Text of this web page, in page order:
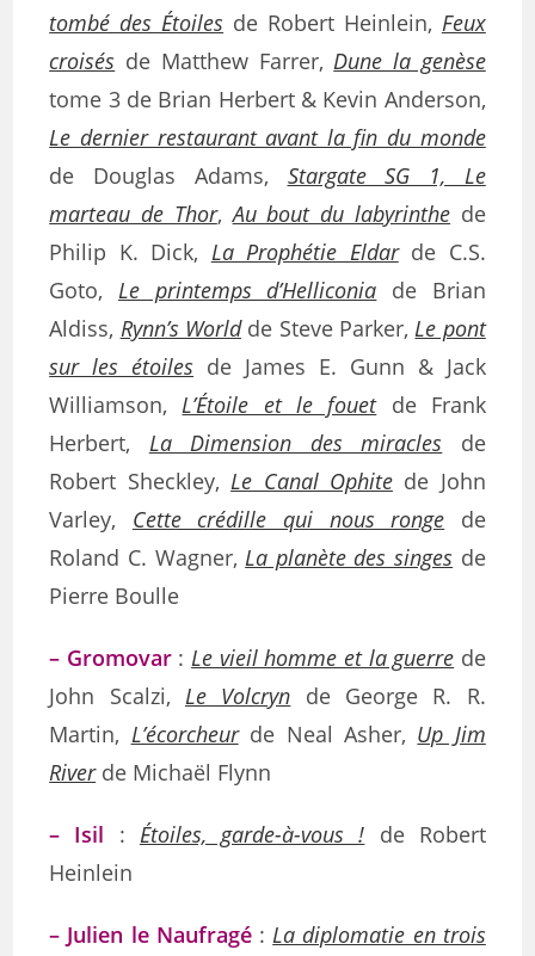
tombé des Étoiles de Robert Heinlein, Feux
croisés de Matthew Farrer,Dune la genèse
tome 3 de Brian Herbert & Kevin Anderson,
Le dernier restaurant avant la fin du monde
de Douglas Adams, Stargate SG 1, Le
marteau de Thor,Au bout du labyrinthe de
Philip K. Dick, La Prophétie Eldarde C.S.
Goto, Le printemps d’Helliconia de Brian
Aldiss, Rynn’s Worldde Steve Parker,Le pont
sur les étoiles de James E. Gunn & Jack
Williamson,L’Étoile et le fouetde Frank
Herbert, La Dimension des miracles de
Robert Sheckley,Le Canal Ophitede John
Varley, Cette crédille qui nous ronge de
Roland C. Wagner,La planète des singes de
Pierre Boulle
– Gromovar :Le vieil homme et la guerre de
John Scalzi, Le Volcryn de George R. R.
Martin, L’écorcheurde Neal Asher, Up Jim
Riverde Michaël Flynn
– Isil : Étoiles, garde-à-vous ! de Robert
Heinlein
– Julien le Naufragé:La diplomatie en trois